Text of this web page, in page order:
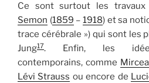
Ce sont surtout les travaux
Semon (1859 – 1918) et sa
trace cérébrale ») qui sont les
Jung17. Enfin, les idées
contemporains, comme
Lévi Strauss ou encore de